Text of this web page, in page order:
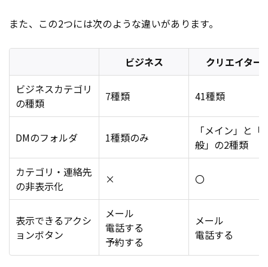
また、この2つには次のような違いがあります。
ビジネス
クリエイター
ビジネスカテゴリ
の種類
7種類 41種類
DMのフォルダ 1種類のみ
「メイン」と「
般」の2種類
カテゴリ・連絡先
の非表示化
× 〇
表示できるアクシ
ョンボタン
メール
電話する
予約する
メール
電話する